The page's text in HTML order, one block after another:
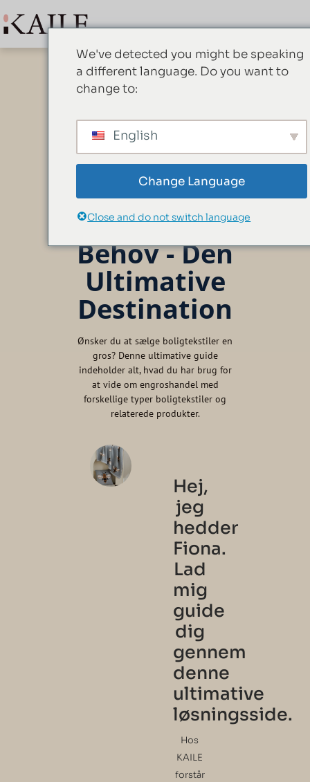
Find Alle
Dine
Med
Boligtekstiler
Behov - Den
Ultimative
Destination
Ønsker du at sælge boligtekstiler en
gros? Denne ultimative guide
indeholder alt, hvad du har brug for
at vide om engroshandel med
forskellige typer boligtekstiler og
relaterede produkter.
Hej,
jeg
hedder
Fiona.
Lad
mig
guide
dig
gennem
denne
ultimative
løsningsside.
Hos
KAILE
forstår
We've detected you might be speaking
a different language. Do you want to
change to:
English
Change Language
Close and do not switch language